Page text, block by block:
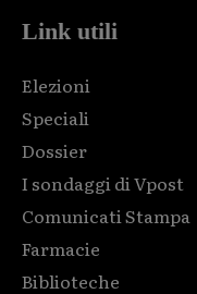
Link utili
Elezioni
Speciali
Dossier
I sondaggi di Vpost
Comunicati Stampa
Farmacie
Biblioteche